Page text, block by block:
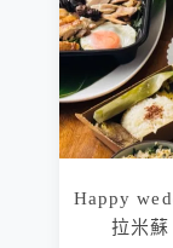
Happy
拉米